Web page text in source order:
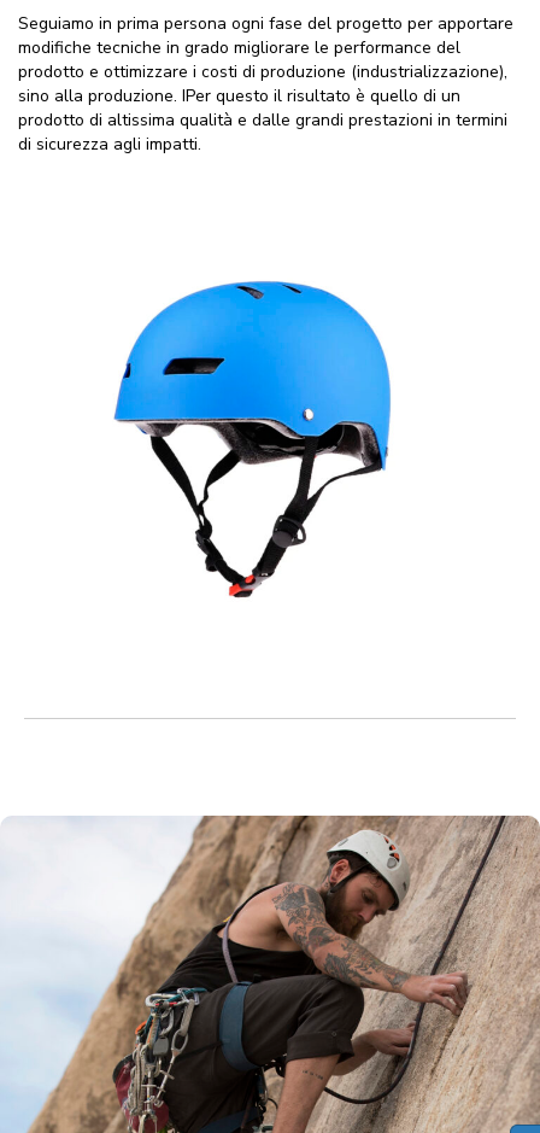
Seguiamo in prima persona ogni fase del progetto per apportare
modifiche tecniche in grado migliorare le performance del
prodotto e ottimizzare i costi di produzione (industrializzazione),
sino alla produzione. IPer questo il risultato è quello di un
prodotto di altissima qualità e dalle grandi prestazioni in termini
di sicurezza agli impatti.